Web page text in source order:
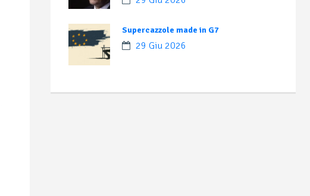
Supercazzole made in G7
29 Giu 2026